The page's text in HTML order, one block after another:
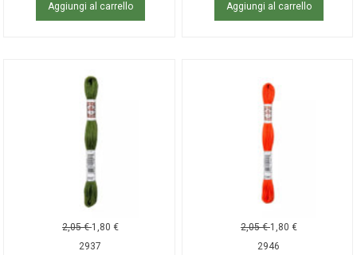
Aggiungi al carrello Aggiungi al carrello
2,05€ 1,80 €
2937
2,05€ 1,80 €
2946